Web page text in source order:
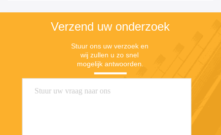
Verzend uw onderzoek
Stuur ons uw verzoek en
wij zullen u zo snel
mogelijk antwoorden.